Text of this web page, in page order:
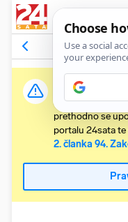
Komentari
Važna
Svaki korisnik
prethodno se
portalu 24sata te
2. članka 94.